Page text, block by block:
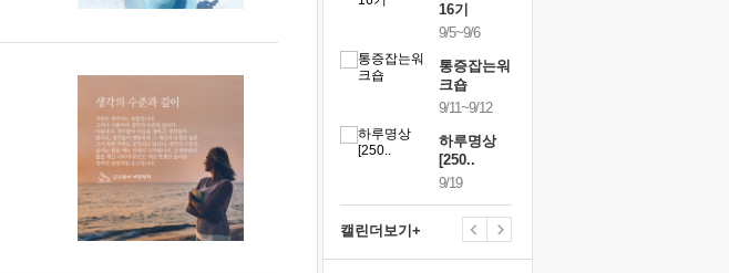
크숍
16기
9/5~9/6
통증잡는워
크숍
9/11~9/12
하루명상
[250..
9/19
캘린더보기+